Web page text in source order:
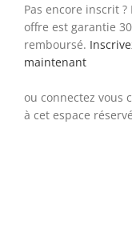
Pas encore inscrit
offre est garantie
remboursé.
maintenant
ou connectez vous
à cet espace